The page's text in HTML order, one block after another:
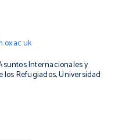
Internacionales y
Refugiados, Universidad